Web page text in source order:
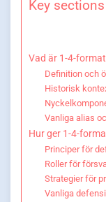
Key
Vad är 1-4-
Definition och
Historisk
Vanliga alias
Hur ger 1-4-
Principer för
Roller för
Strategier för
Vanliga